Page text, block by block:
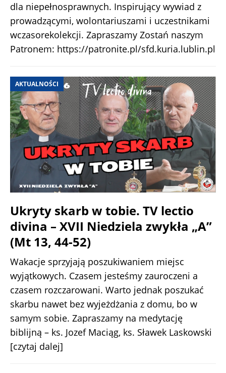
dla niepełnosprawnych. Inspirujący wywiad z
prowadzącymi, wolontariuszami i uczestnikami
wczasorekolekcji. Zapraszamy Zostań naszym
Patronem: https://patronite.pl/sfd.kuria.lublin.pl
AKTUALNOŚCI
Ukryty skarb w tobie. TV lectio
divina – XVII Niedziela zwykła „A”
(Mt 13, 44-52)
Wakacje sprzyjają poszukiwaniem miejsc
wyjątkowych. Czasem jesteśmy zauroczeni a
czasem rozczarowani. Warto jednak poszukać
skarbu nawet bez wyjeżdżania z domu, bo w
samym sobie. Zapraszamy na medytację
biblijną – ks. Jozef Maciąg, ks. Sławek Laskowski
[czytaj dalej]